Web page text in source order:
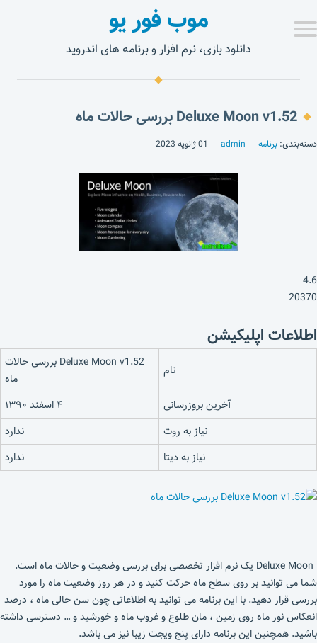
موب فور یو
دانلود بازی، نرم افزار و برنامه های اندروید
Deluxe Moon v1.52 بررسی حالات ماه
دسته‌بندی: برنامه admin 01 ژانویه 2023
4.6
20370
اطلاعات اپلیکیشن
نام
Deluxe Moon v1.52 بررسی حالات
ماه
آخرین بروزرسانی
۴ اسفند ۱۳۹۰
نیاز به روت
ندارد
نیاز به دیتا
ندارد
Deluxe Moon یک نرم افزار تخصصی برای بررسی وضعیت و حالات ماه است.
شما می توانید بر روی سطح ماه حرکت کنید و در هر روز وضعیت ماه را مورد
بررسی قرار دهید. با این برنامه می توانید به اطلاعاتی چون سن حالی ماه ، درصد
انعکاس نور ماه روی زمین ، مان طلوع و غروب ماه و خورشید و … دسترسی داشته
باشید. همچنین این برنامه دارای پنج ویجت زیبا نیز می باشد.